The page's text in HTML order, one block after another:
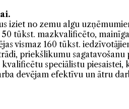
iziet no zemu algu
tūkst. mazkvalificēto,
vismaz 160 tūkst.
priekšlikumu
speciālistu piesaistei,
devējam efektīvu un ātru